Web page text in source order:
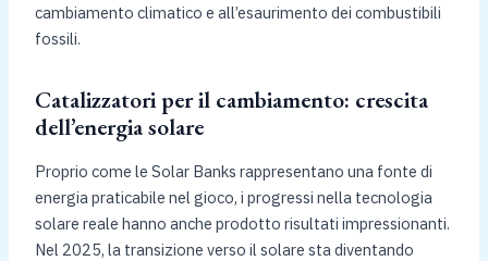
cambiamento climatico e all’esaurimento dei combustibili
fossili.
Catalizzatori per il cambiamento: crescita
dell’energia solare
Proprio come le Solar Banks rappresentano una fonte di
energia praticabile nel gioco, i progressi nella tecnologia
solare reale hanno anche prodotto risultati impressionanti.
Nel 2025, la transizione verso il solare sta diventando